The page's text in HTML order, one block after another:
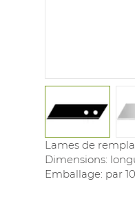
Lames de
Dimensions:
Emballage: par